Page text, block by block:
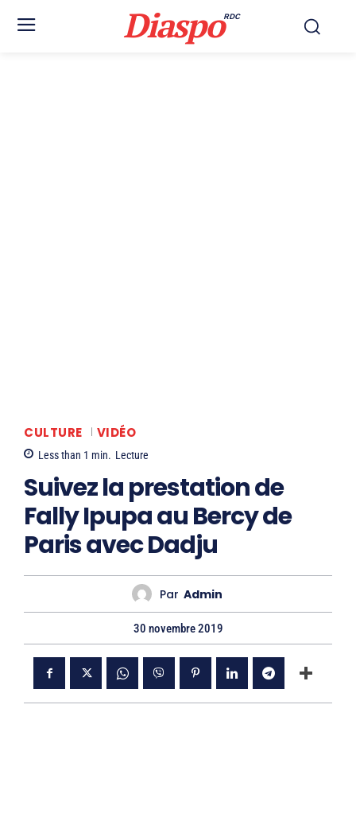
DiaspoRDC
CULTURE VIDÉO
Less than 1 min. Lecture
Suivez la prestation de
Fally Ipupa au Bercy de
Paris avec Dadju
Par Admin
30 novembre 2019